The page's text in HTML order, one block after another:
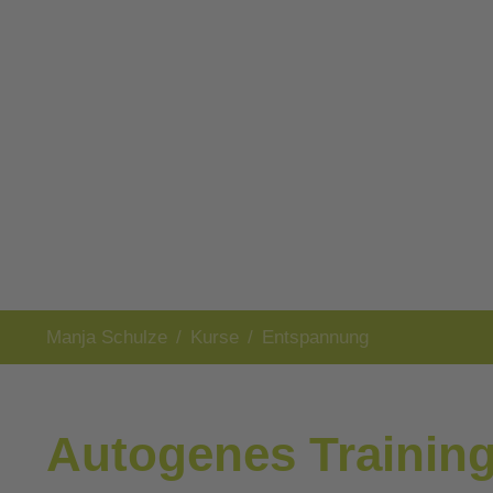
Manja Schulze Kurse Entspannung
Autogenes Training